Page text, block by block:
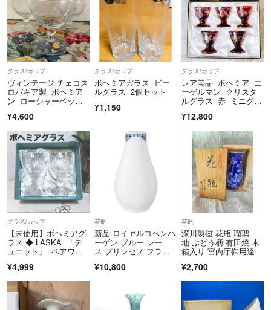
グラス/カップ
ヴィンテージ チェコス
ロバキア製 ボヘミア
ン ローシャーベット
¥4,600
グラス/カップ
ボヘミアガラス ビー
ルグラス 2個セット
¥1,150
グラス/カップ
レア美品 ボヘミア エ
ーゲルマン クリスタ
ルグラス 赤 ミニグラ
¥12,800
グラス/カップ
【未使用】ボヘミアグ
ラス ◆ LASKA 「デ
ュエット」 ペアワイ
¥4,999
花瓶
新品 ロイヤルコペンハ
ーゲン ブルー レー
ス プリンセス フラワ
¥10,800
花瓶
深川製磁 花瓶 瑠璃
地 ぶどう柄 有田焼 木
箱入り 宮内庁御用達
¥2,700